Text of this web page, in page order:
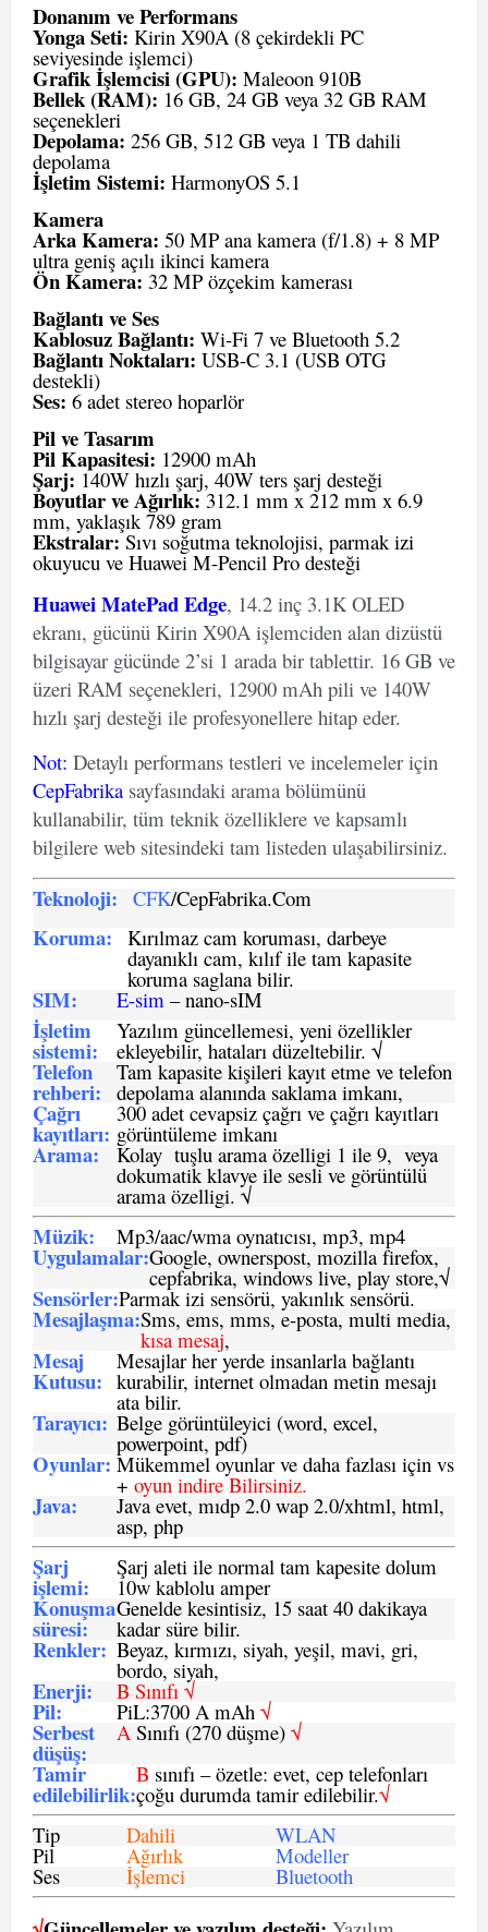
Donanım ve Performans
Yonga Seti: Kirin X90A (8 çekirdekli PC
seviyesinde işlemci)
Grafik İşlemcisi (GPU): Maleoon 910B
Bellek (RAM): 16 GB, 24 GB veya 32 GB RAM
seçenekleri
Depolama: 256 GB, 512 GB veya 1 TB dahili
depolama
İşletim Sistemi: HarmonyOS 5.1
Kamera
Arka Kamera: 50 MP ana kamera (f/1.8) + 8 MP
ultra geniş açılı ikinci kamera
Ön Kamera: 32 MP özçekim kamerası
Bağlantı ve Ses
Kablosuz Bağlantı: Wi-Fi 7 ve Bluetooth 5.2
Bağlantı Noktaları: USB-C 3.1 (USB OTG
destekli)
Ses: 6 adet stereo hoparlör
Pil ve Tasarım
Pil Kapasitesi: 12900 mAh
Şarj: 140W hızlı şarj, 40W ters şarj desteği
Boyutlar ve Ağırlık:312.1 mm x 212 mm x 6.9
mm, yaklaşık 789 gram
Ekstralar:Sıvı soğutma teknolojisi, parmak izi
okuyucu ve Huawei M-Pencil Pro desteği
Huawei MatePad Edge, 14.2 inç 3.1K OLED
ekranı, gücünü Kirin X90A işlemciden alan dizüstü
bilgisayar gücünde 2’si 1 arada bir tablettir. 16 GB ve
üzeri RAM seçenekleri, 12900 mAh pili ve 140W
hızlı şarj desteği ile profesyonellere hitap eder.
Not: Detaylı performans testleri ve incelemeler için
CepFabrika sayfasındaki arama bölümünü
kullanabilir, tüm teknik özelliklere ve kapsamlı
bilgilere web sitesindeki tam listeden ulaşabilirsiniz.
Teknoloji: CFK/CepFabrika.Com
Koruma: Kırılmaz cam koruması, darbeye
dayanıklı cam, kılıf ile tam kapasite
koruma saglana bilir.
SIM: E-sim – nano-sIM
İşletim
sistemi:
Yazılım güncellemesi, yeni özellikler
ekleyebilir, hataları düzeltebilir. √
Telefon
rehberi:
Tam kapasite kişileri kayıt etme ve telefon
depolama alanında saklama imkanı,
Çağrı
kayıtları:
300 adet cevapsiz çağrı ve çağrı kayıtları
görüntüleme imkanı
Arama: Kolay tuşlu arama özelligi 1 ile 9, veya
dokumatik klavye ile sesli ve görüntülü
arama özelligi. √
Müzik: Mp3/aac/wma oynatıcısı, mp3, mp4
Uygulamalar:Google, ownerspost, mozilla firefox,
cepfabrika, windows live, play store,√
Sensörler:Parmak izi sensörü, yakınlık sensörü.
Mesajlaşma:Sms, ems, mms, e-posta, multi media,
kısa mesaj,
Mesaj
Kutusu:
Mesajlar her yerde insanlarla bağlantı
kurabilir, internet olmadan metin mesajı
ata bilir.
Tarayıcı: Belge görüntüleyici (word, excel,
powerpoint, pdf)
Oyunlar: Mükemmel oyunlar ve daha fazlası için vs
+ oyun indire Bilirsiniz.
Java: Java evet, mıdp 2.0 wap 2.0/xhtml, html,
asp, php
Şarj
işlemi:
Şarj aleti ile normal tam kapesite dolum
10w kablolu amper
Konuşma
süresi:
Genelde kesintisiz, 15 saat 40 dakikaya
kadar süre bilir.
Renkler: Beyaz, kırmızı, siyah, yeşil, mavi, gri,
bordo, siyah,
Enerji: B Sınıfı √
Pil: PiL:3700 A mAh √
Serbest
düşüş:
ASınıfı (270 düşme) √
Tamir
edilebilirlik:
B sınıfı – özetle: evet, cep telefonları
çoğu durumda tamir edilebilir.√
Tip
Dahili WLAN
Pil Ağırlık Modeller
Ses İşlemci Bluetooth